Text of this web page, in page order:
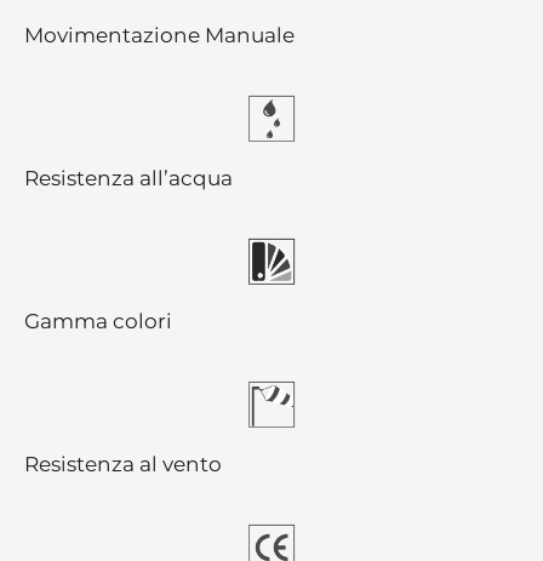
Movimentazione Manuale
Resistenza all’acqua
Gamma colori
Resistenza al vento